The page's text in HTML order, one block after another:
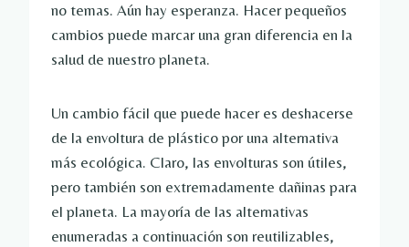
no temas. Aún hay esperanza. Hacer pequeños
cambios puede marcar una gran diferencia en la
salud de nuestro planeta.
Un cambio fácil que puede hacer es deshacerse
de la envoltura de plástico por una alternativa
más ecológica. Claro, las envolturas son útiles,
pero también son extremadamente dañinas para
el planeta. La mayoría de las alternativas
enumeradas a continuación son reutilizables,